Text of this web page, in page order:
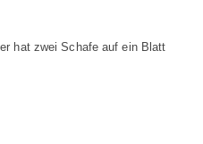
hat zwei Schafe auf ein Blatt